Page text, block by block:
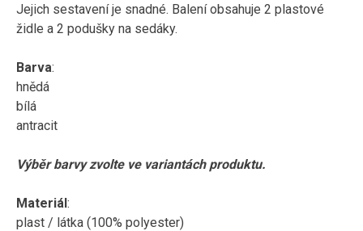
Jejich sestavení je snadné. Balení obsahuje 2 plastové
židle a 2 podušky na sedáky.
Barva:
hnědá
bílá
antracit
Výběr barvy zvolte ve variantách produktu.
Materiál:
plast / látka (100% polyester)